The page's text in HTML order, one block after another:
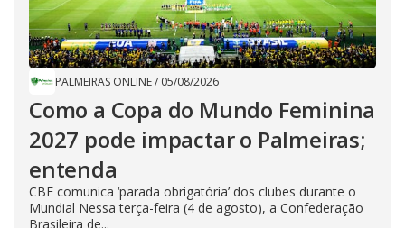
PALMEIRAS ONLINE/ 05/08/2026
Como a Copa do Mundo Feminina
2027 pode impactar o Palmeiras;
entenda
CBF comunica ‘parada obrigatória’ dos clubes durante o
Mundial Nessa terça-feira (4 de agosto), a Confederação
Brasileira de...